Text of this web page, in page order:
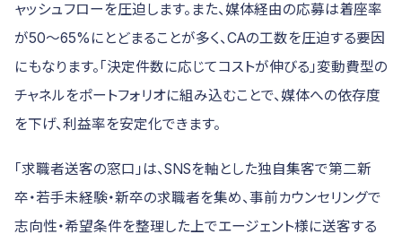
ャッシュフローを圧迫します。また、媒体経由の応募は着座率
が50〜65%にとどまることが多く、CAの工数を圧迫する要因
にもなります。「決定件数に応じてコストが伸びる」変動費型の
チャネルをポートフォリオに組み込むことで、媒体への依存度
を下げ、利益率を安定化できます。
「求職者送客の窓口」は、SNSを軸とした独自集客で第二新
卒・若手未経験・新卒の求職者を集め、事前カウンセリングで
志向性・希望条件を整理した上でエージェント様に送客する